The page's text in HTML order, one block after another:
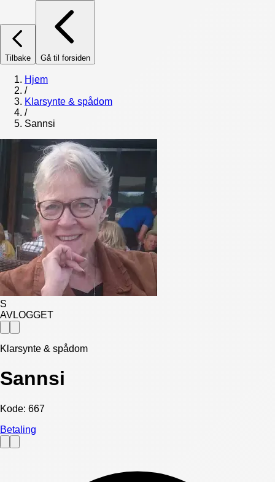
Tilbake Gå til forsiden
Hjem
/
Klarsynte & spådom
/
Sannsi
S
AVLOGGET
Klarsynte & spådom
Sannsi
Kode: 667
Betaling